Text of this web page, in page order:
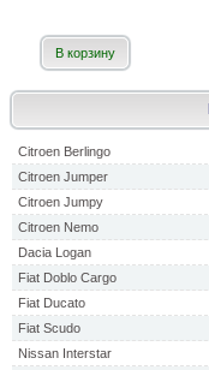
Citroen Berlingo
Citroen Jumper
Citroen Jumpy
Citroen Nemo
Dacia Logan
Fiat Doblo Cargo
Fiat Ducato
Fiat Scudo
Nissan Interstar
В корзину